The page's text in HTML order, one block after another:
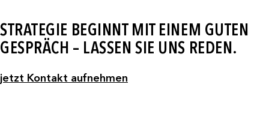
STRATEGIE BEGINNT MIT EINEM GUTEN
GESPRÄCH – LASSEN SIE UNS REDEN.
jetzt Kontakt aufnehmen